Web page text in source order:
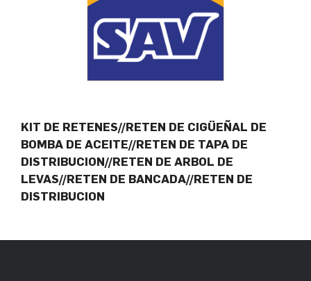
KIT DE RETENES//RETEN DE CIGÜEÑAL DE
BOMBA DE ACEITE//RETEN DE TAPA DE
DISTRIBUCION//RETEN DE ARBOL DE
LEVAS//RETEN DE BANCADA//RETEN DE
DISTRIBUCION